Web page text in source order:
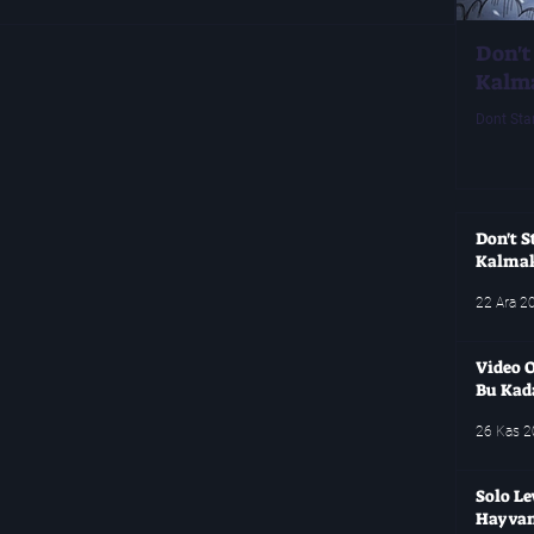
Dont
Don't
22 Ara
Video
Bu
26 Kas
Solo